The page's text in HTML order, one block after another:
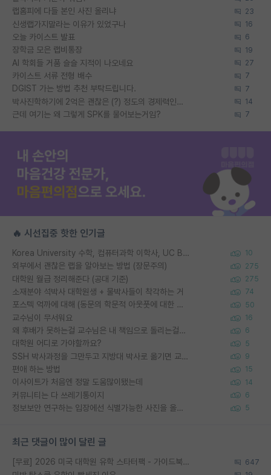
랩홈피에 다들 본인 사진 올리냐 23
신생랩가지말라는 이유가 있었구나 16
오늘 카이스트 발표 6
장학금 모은 랩비통장 19
AI 학회들 거품 슬슬 지적이 나오네요 27
카이스트 서류 전형 배수 7
DGIST 가는 방법 추천 부탁드립니다. 7
박사진학하기에 2억은 괜찮은 (?) 정도의 경제력인가요 14
근데 여기는 왜 그렇게 SPK를 물어보는거임? 7
🔥 시선집중 핫한 인기글
Korea University 수학, 컴퓨터과학 이학사, UC Berkeley 산업공학 대학원 공학박사가 되는 것은 쉽지 않겠죠? 10
외부에서 괜찮은 랩을 알아보는 방법 (장문주의) 275
대학원 월급 정리해준다 (공대 기준) 275
소재분야 석박사 대학원생 + 물박사들이 착각하는 거 74
포스텍 억까에 대해 (동문의 학문적 아웃풋에 대한 반박) 50
교수님이 무서워요 16
왜 후배가 못하는걸 교수님은 내 책임으로 돌리는걸까요? 6
대학원 어디로 가야할까요? 5
SSH 박사과정을 그만두고 지방대 박사로 옮기면 교수의 꿈은 끝일까요? 9
편애 하는 방법 15
이사이트가 처음엔 정말 도움많이됐는데 14
커뮤니티는 다 쓰레기통이지 6
정보보안 연구하는 입장에선 식별가능한 사진을 올리는건 비추이긴함 5
최근 댓글이 많이 달린 글
[무료] 2026 미국 대학원 유학 스타터팩 - 가이드북 & 합격자 컨택메일 템플릿 647